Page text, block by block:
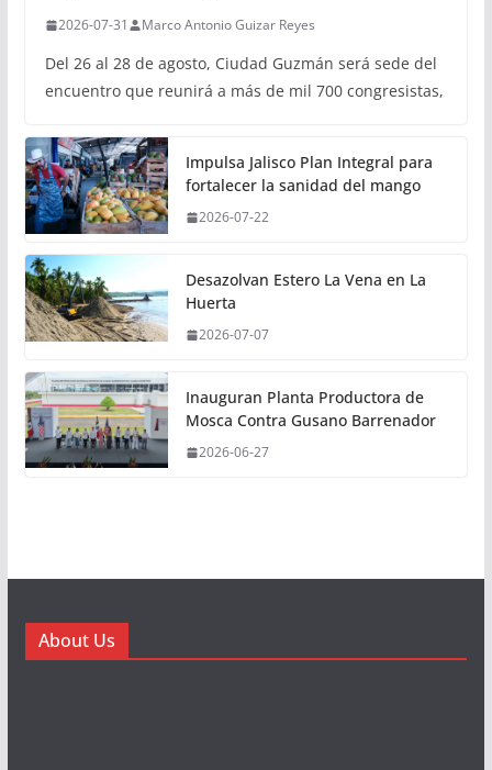
2026-07-31 Marco Antonio Guizar Reyes
Del 26 al 28 de agosto, Ciudad Guzmán será sede del
encuentro que reunirá a más de mil 700 congresistas,
Impulsa Jalisco Plan Integral para
fortalecer la sanidad del mango
2026-07-22
Desazolvan Estero La Vena en La
Huerta
2026-07-07
Inauguran Planta Productora de
Mosca Contra Gusano Barrenador
2026-06-27
About Us